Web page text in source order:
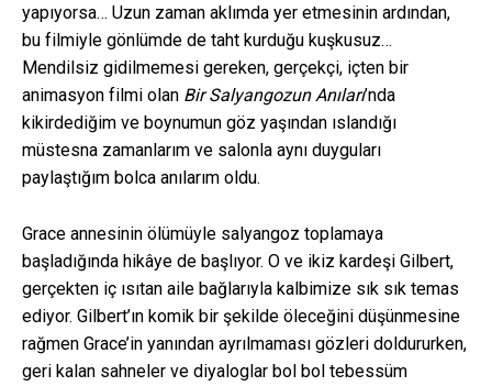
yapıyorsa… Uzun zaman aklımda yer etmesinin ardından,
bu filmiyle gönlümde de taht kurduğu kuşkusuz…
Mendilsiz gidilmemesi gereken, gerçekçi, içten bir
animasyon filmi olan Bir Salyangozun Anıları’nda
kikirdediğim ve boynumun göz yaşından ıslandığı
müstesna zamanlarım ve salonla aynı duyguları
paylaştığım bolca anılarım oldu.
Grace annesinin ölümüyle salyangoz toplamaya
başladığında hikâye de başlıyor. O ve ikiz kardeşi Gilbert,
gerçekten iç ısıtan aile bağlarıyla kalbimize sık sık temas
ediyor. Gilbert’ın komik bir şekilde öleceğini düşünmesine
rağmen Grace’in yanından ayrılmaması gözleri doldururken,
geri kalan sahneler ve diyaloglar bol bol tebessüm